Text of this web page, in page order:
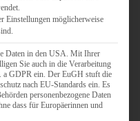
Einstellungen möglicherweise
Daten in den USA. Mit Ihrer
Sie auch in die Verarbeitung
GDPR ein. Der EuGH stuft die
nach EU-Standards ein. Es
personenbezogene Daten
dass für Europäerinnen und